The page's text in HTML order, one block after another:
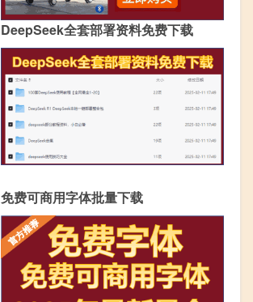
DeepSeek全套部署资料免费下载
免费可商用字体批量下载